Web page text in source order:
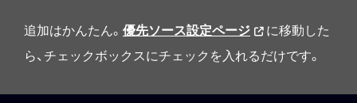
追加はかんたん。 優先ソース設定ページ
に移動した
ら、チェックボックスにチェックを入れるだけです。